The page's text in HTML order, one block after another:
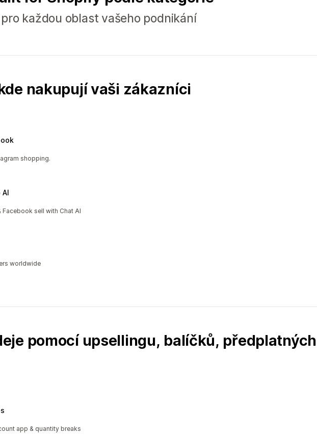
každou oblast vašeho podnikání
nakupují vaši zákazníci
shopping.
sell with Chat AI
worldwide
pomocí upsellingu, balíčků, předplatných
app & quantity breaks